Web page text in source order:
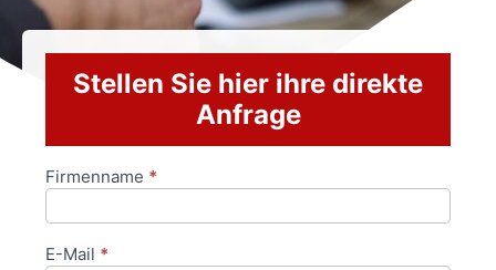
Stellen Sie hier ihre direkte
Anfrage
Anfrageformular
Firmenname *
E-Mail *